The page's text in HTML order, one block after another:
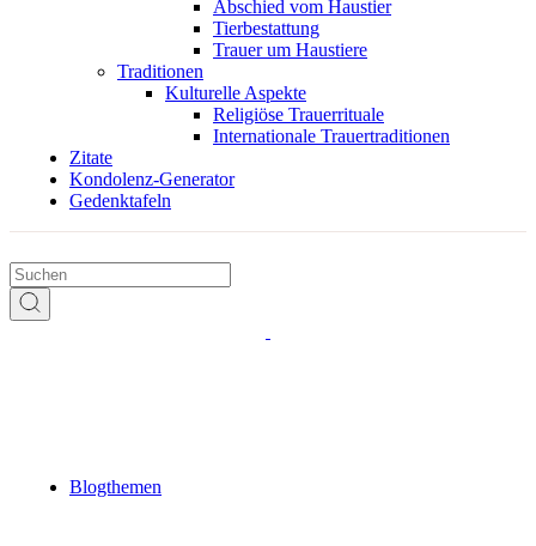
Abschied vom Haustier
Tierbestattung
Trauer um Haustiere
Traditionen
Kulturelle Aspekte
Religiöse Trauerrituale
Internationale Trauertraditionen
Zitate
Kondolenz-Generator
Gedenktafeln
Blogthemen